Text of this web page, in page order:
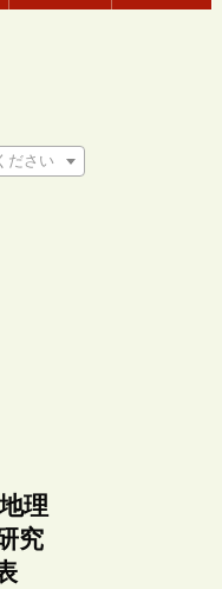
ださい
理
究